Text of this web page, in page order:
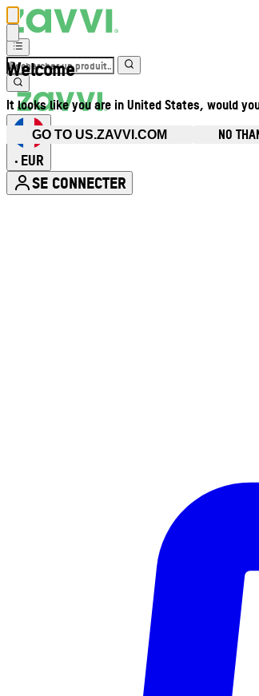
Welcome
It looks like you are in United States, would
GO TO US.ZAVVI.COM NO
• EUR
SE CONNECTER